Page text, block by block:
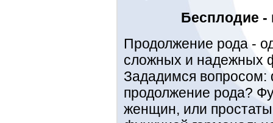
Бесплодие -
Продолжение рода -
сложных и надежных
Зададимся вопросом:
продолжение рода?
женщин, или